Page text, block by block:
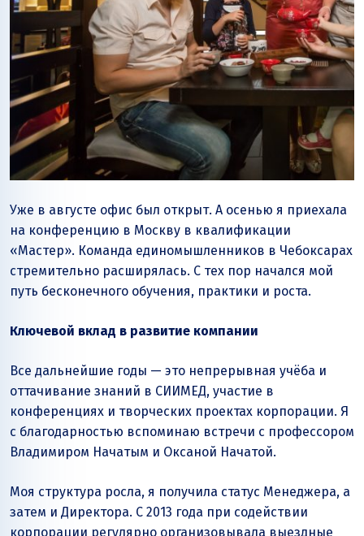
Уже в августе офис был открыт. А осенью я приехала
на конференцию в Москву в квалификации
«Мастер». Команда единомышленников в Чебоксарах
стремительно расширялась. С тех пор начался мой
путь бесконечного обучения, практики и роста.
Ключевой вклад в развитие компании
Все дальнейшие годы — это непрерывная учёба и
оттачивание знаний в СИИМЕД, участие в
конференциях и творческих проектах корпорации. Я
с благодарностью вспоминаю встречи с профессором
Владимиром Начатым и Оксаной Начатой.
Моя структура росла, я получила статус Менеджера, а
затем и Директора. С 2013 года при содействии
корпорации регулярно организовывала выездные